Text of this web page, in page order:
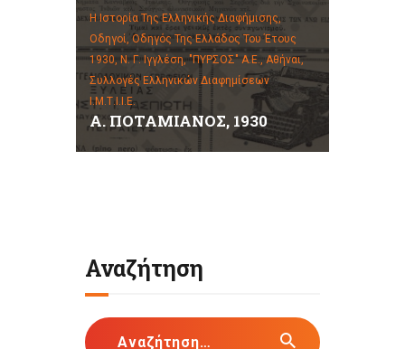
Η Ιστορία Της Ελληνικής Διαφήμισης,
Οδηγοί, Οδηγός Της Ελλάδος Του Έτους
1930, Ν. Γ. Ιγγλέση, "ΠΥΡΣΟΣ" Α.Ε., Αθήναι,
Συλλογές Ελληνικών Διαφημίσεων
Ι.Μ.Τ.Ι.Ι.Ε.
Α. ΠΟΤΑΜΙΑΝΟΣ, 1930
Αναζήτηση
Αναζήτηση